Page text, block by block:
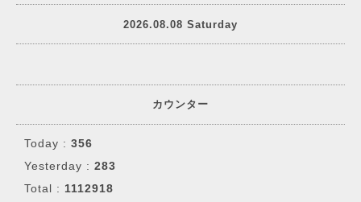
2026.08.08 Saturday
カウンター
Today : 356
Yesterday : 283
Total : 1112918